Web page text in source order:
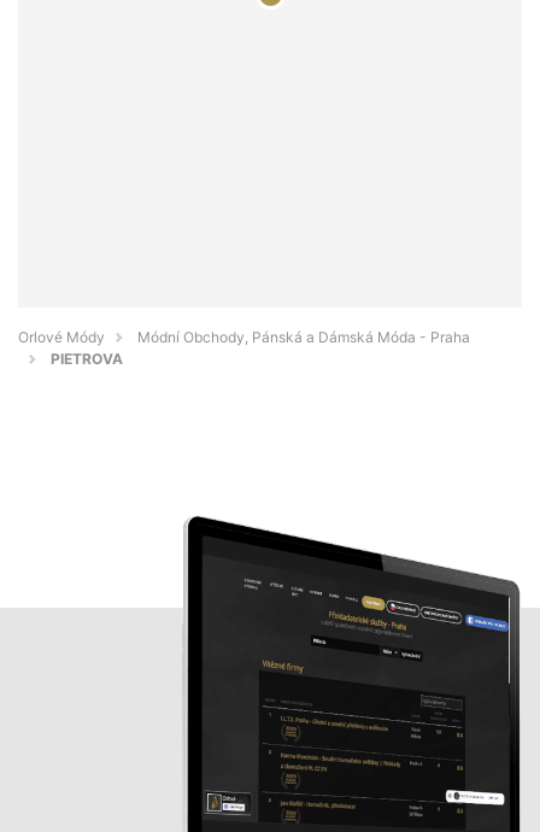
Orlové Módy
Módní Obchody, Pánská a Dámská Móda - Praha
PIETROVA